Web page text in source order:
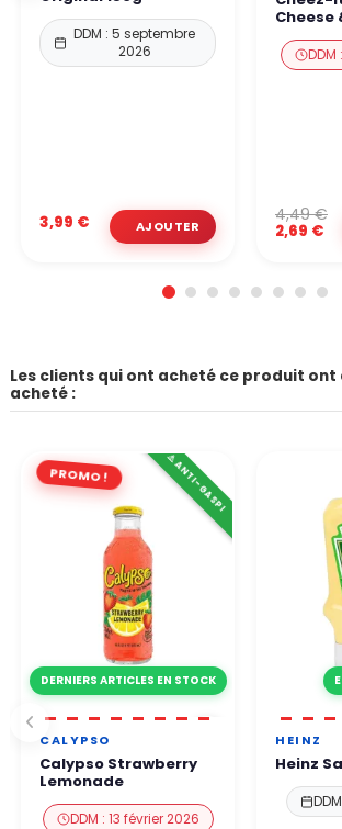
DDM : 5 septembre
2026
3,99 €
Cheese
DDM
2,69 €
4,49 €
Les clients qui ont acheté ce produit ont
acheté :
PROMO !
DERNIERS ARTICLES EN STOCK
⚠️ ANTI-GASPI
CALYPSO
Calypso Strawberry
Lemonade
DDM : 13 février 2026
HEINZ
Heinz